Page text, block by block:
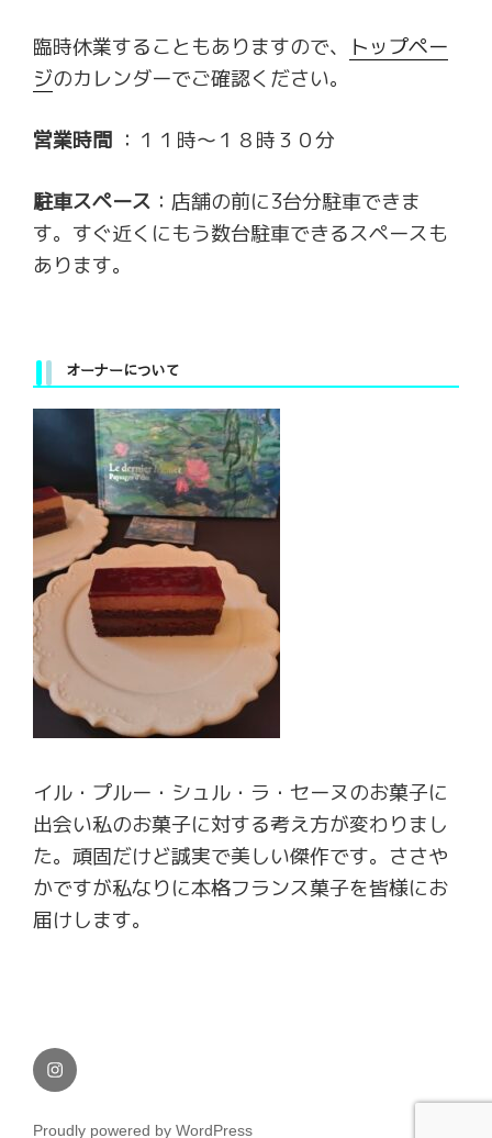
臨時休業することもありますので、
トップペー
ジのカレンダーでご確認ください。
営業時間 ：１１時～１８時３０分
駐車スペース ：店舗の前に3台分駐車できま
す。すぐ近くにもう数台駐車できるスペースも
あります。
オーナーについて
イル・プルー・シュル・ラ・セーヌのお菓子に
出会い私のお菓子に対する考え方が変わりまし
た。頑固だけど誠実で美しい傑作です。ささや
かですが私なりに本格フランス菓子を皆様にお
届けします。
Instagram
Proudly powered by WordPress